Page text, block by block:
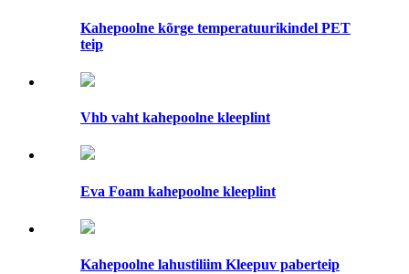
Kahepoolne kõrge temperatuurikindel PET
teip
Vhb vaht kahepoolne kleeplint
Eva Foam kahepoolne kleeplint
Kahepoolne lahustiliim Kleepuv paberteip